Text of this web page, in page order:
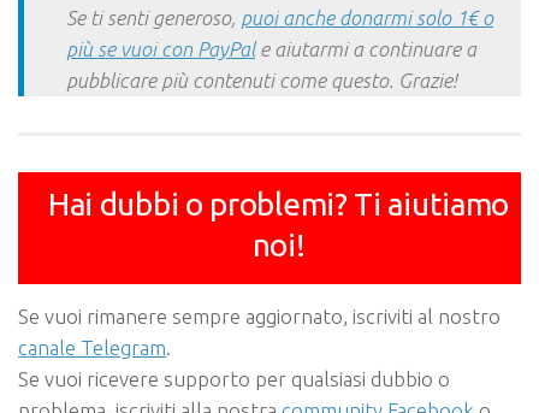
Se ti senti generoso, puoi anche donarmi solo 1€ o
più se vuoi con PayPale aiutarmi a continuare a
pubblicare più contenuti come questo. Grazie!
Hai dubbi o problemi? Ti aiutiamo
noi!
Se vuoi rimanere sempre aggiornato, iscriviti al nostro
canale Telegram.
Se vuoi ricevere supporto per qualsiasi dubbio o